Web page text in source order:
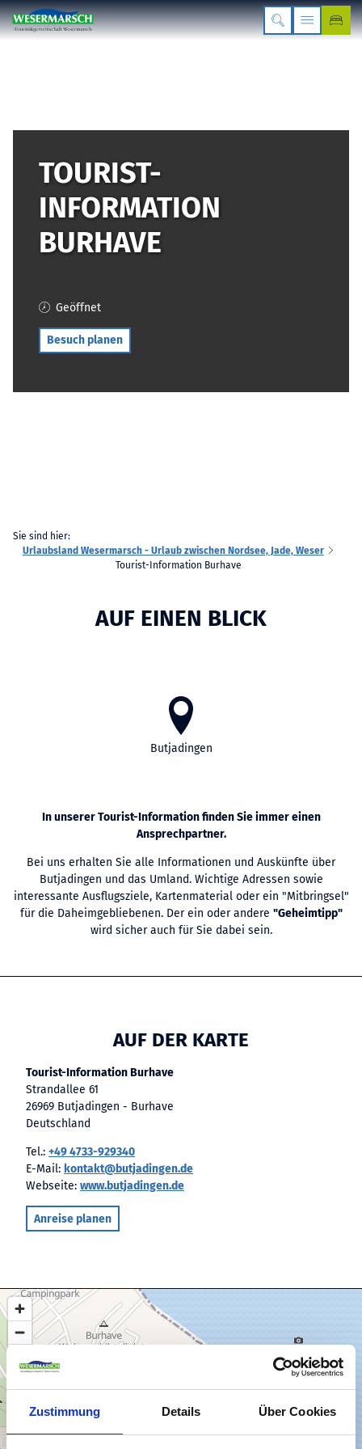
Zustimmung Details Über Cookies
TOURIST-
INFORMATION
BURHAVE
Geöffnet
Besuch planen
Sie sind hier:
Urlaubsland Wesermarsch - Urlaub zwischen Nordsee, Jade, Weser
Tourist-Information Burhave
AUF EINEN BLICK
Butjadingen
In unserer Tourist-Information finden Sie immer einen
Ansprechpartner.
Bei uns erhalten Sie alle Informationen und Auskünfte über
Butjadingen und das Umland. Wichtige Adressen sowie
interessante Ausflugsziele, Kartenmaterial oder ein "Mitbringsel"
für die Daheimgebliebenen. Der ein oder andere "Geheimtipp"
wird sicher auch für Sie dabei sein.
AUF DER KARTE
Tourist-Information Burhave
Strandallee 61
26969 Butjadingen - Burhave
Deutschland
Tel.: +49 4733-929340
E-Mail: kontakt@butjadingen.de
Webseite: www.butjadingen.de
Anreise planen